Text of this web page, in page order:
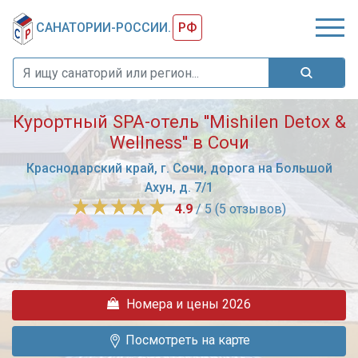
САНАТОРИИ-РОССИИ. РФ
Курортный SPA-отель ''Mishilen Detox &
Wellness'' в Сочи
Краснодарский край, г. Сочи, дорога на Большой
Ахун, д. 7/1
4.9/ 5 (5 отзывов)
Курортный
спа-
отель
недалеко
Сочи.
Номера и цены 2026
Посмотреть на карте